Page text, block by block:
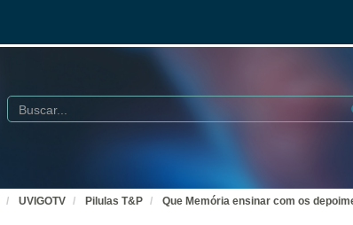
Buscar
UVIGOTV Pilulas T&P Que Memória ensinar com os